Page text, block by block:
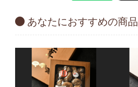
あなたにおすすめの商品